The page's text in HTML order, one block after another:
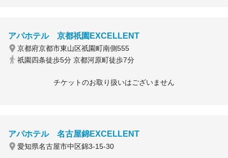
アパホテル 京都祇園EXCELLENT
京都府京都市東山区祇園町南側555
祇園四条徒歩5分 京都河原町徒歩7分
チケットのお取り扱いはございません
アパホテル 名古屋錦EXCELLENT
愛知県名古屋市中区錦3-15-30